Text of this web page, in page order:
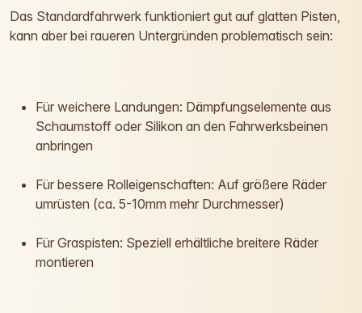
Das Standardfahrwerk funktioniert gut auf glatten Pisten,
kann aber bei raueren Untergründen problematisch sein:
Für weichere Landungen: Dämpfungselemente aus
Schaumstoff oder Silikon an den Fahrwerksbeinen
anbringen
Für bessere Rolleigenschaften: Auf größere Räder
umrüsten (ca. 5-10mm mehr Durchmesser)
Für Graspisten: Speziell erhältliche breitere Räder
montieren